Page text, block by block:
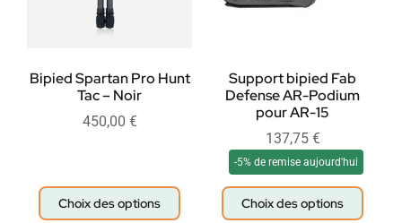
Bipied Spartan Pro Hunt
Tac – Noir
450,00 €
Choix des options
Support bipied Fab
Defense AR-Podium
pour AR-15
137,75 €
-5% de remise aujourd'hui
Choix des options